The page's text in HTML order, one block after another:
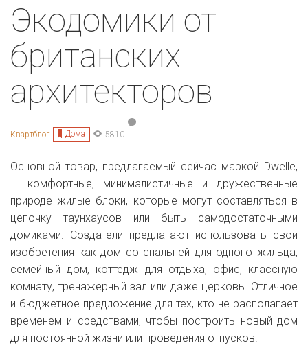
Экодомики от
британских
архитекторов
Квартблог Дома 5810
Основной товар, предлагаемый сейчас маркой Dwelle,
— комфортные, минималистичные и дружественные
природе жилые блоки, которые могут составляться в
цепочку таунхаусов или быть самодостаточными
домиками. Создатели предлагают использовать свои
изобретения как дом со спальней для одного жильца,
семейный дом, коттедж для отдыха, офис, классную
комнату, тренажерный зал или даже церковь. Отличное
и бюджетное предложение для тех, кто не располагает
временем и средствами, чтобы построить новый дом
для постоянной жизни или проведения отпусков.